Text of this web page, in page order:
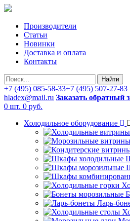
Производители
Статьи
Новинки
Доставка и оплата
Контакты
Найти
+7 (495) 085-58-33+7 (495) 507-27-83
hladex@mail.ru Заказать обратный
0 шт. 0 руб.
Холодильное оборудование
Ларь-